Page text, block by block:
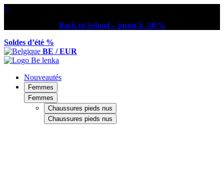
×
Back to School – jusqu’à -30 %
Soldes d’été %
BE / EUR
Nouveautés
Femmes
Femmes
Chaussures pieds nus
Chaussures pieds nus